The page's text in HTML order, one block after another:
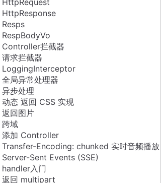
HttpResponse
Resps
RespBodyVo
Controller拦截器
请求拦截器
LoggingInterceptor
全局异常处理器
异步处理
动态 返回 CSS 实现
返回图片
跨域
添加 Controller
Transfer-Encoding: chunked 实时音频播放
Server-Sent Events (SSE)
handler入门
返回 multipart